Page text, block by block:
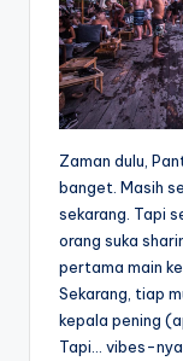
Zaman dulu,
banget. Masih
sekarang. Tapi
orang suka
pertama main
Sekarang, tiap
kepala pening
Tapi… vibes-